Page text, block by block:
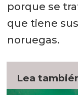
porque se
que tiene
noruegas.
Lea